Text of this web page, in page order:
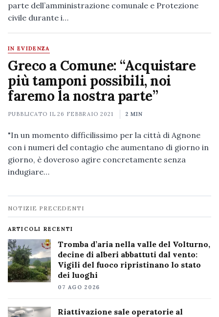
parte dell’amministrazione comunale e Protezione
civile durante i…
IN EVIDENZA
Greco a Comune: “Acquistare
più tamponi possibili, noi
faremo la nostra parte”
PUBBLICATO IL26 FEBBRAIO 2021 2 MIN
"In un momento difficilissimo per la città di Agnone
con i numeri del contagio che aumentano di giorno in
giorno, è doveroso agire concretamente senza
indugiare…
Navigazione
notizie
NOTIZIE PRECEDENTI
ARTICOLI RECENTI
Tromba d’aria nella valle del Volturno,
decine di alberi abbattuti dal vento:
Vigili del fuoco ripristinano lo stato
dei luoghi
07 AGO 2026
Riattivazione sale operatorie al